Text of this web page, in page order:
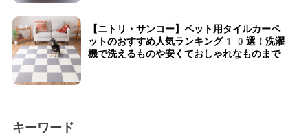
【ニトリ・サンコー】ペット用タイルカーペ
ットのおすすめ人気ランキング10選！洗濯
機で洗えるものや安くておしゃれなものまで
キーワード